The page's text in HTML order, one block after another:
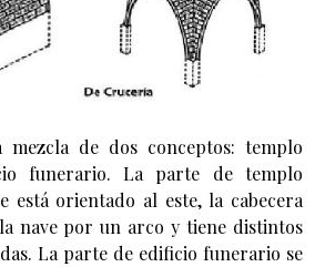
de dos conceptos: templo
funerario. La parte de templo
está orientado al este, la cabecera
nave por un arco y tiene distintos
La parte de edificio funerario se